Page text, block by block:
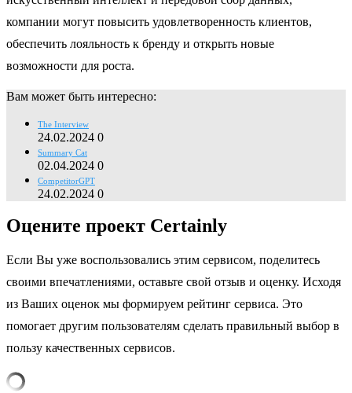
компании могут повысить удовлетворенность клиентов,
обеспечить лояльность к бренду и открыть новые
возможности для роста.
Вам может быть интересно:
The Interview
24.02.2024 0
Summary Cat
02.04.2024 0
CompetitorGPT
24.02.2024 0
Оцените проект Certainly
Если Вы уже воспользовались этим сервисом, поделитесь
своими впечатлениями, оставьте свой отзыв и оценку. Исходя
из Ваших оценок мы формируем рейтинг сервиса. Это
помогает другим пользователям сделать правильный выбор в
пользу качественных сервисов.